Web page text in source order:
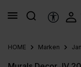
springen
HOME Marken